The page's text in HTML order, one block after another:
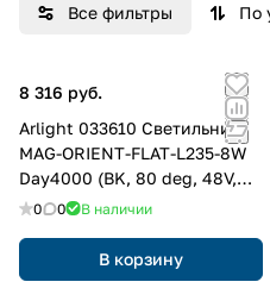
Все фильтры
8 316 руб.
Arlight 033610 Светильник
MAG-ORIENT-FLAT-L235-8W
Day4000 (BK, 80 deg, 48V,
DALI) (Arlight, IP20 Металл, 3
0 0 В наличии
В корзину